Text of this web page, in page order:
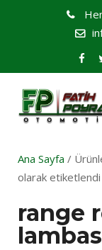
Ana Sayfa /
olarak etiketlendi
range